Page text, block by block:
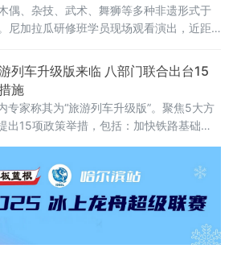
偶、杂技、武术、舞狮等多种非遗形式于
尼加拉瓜研修班学员现场观看演出，近距
列车升级版来临 八部门联合出台15
施
专家称其为“旅游列车升级版”。聚焦5大方
出15项政策举措，包括：加快铁路基础设
路旅游服务水平、加强铁路旅游运行保障、
政策保障支持，旨在推动铁路与旅游深度
发展、相互赋能，释放铁路旅游消费潜
更好满足人民群众美好生活需要